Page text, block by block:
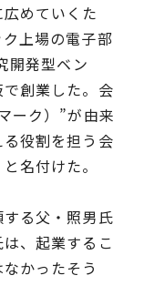
めていくた
上場の電子部
開発型ベン
創業した。会
ーク）”が由来
役割を担う会
名付けた。
る父・照男氏
、起業するこ
かったそう